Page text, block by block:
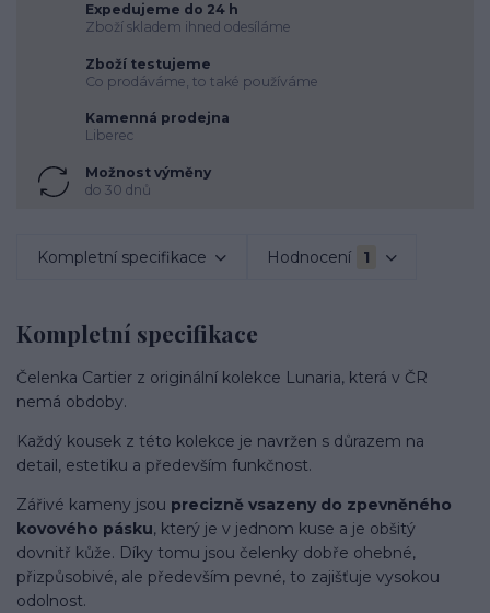
Expedujeme do 24 h
Zboží skladem ihned odesíláme
Zboží testujeme
Co prodáváme, to také používáme
Kamenná prodejna
Liberec
Možnost výměny
do 30 dnů
Kompletní specifikace Hodnocení 1
Kompletní specifikace
Čelenka Cartier z originální kolekce Lunaria, která v ČR
nemá obdoby.
Každý kousek z této kolekce je navržen s důrazem na
detail, estetiku a především funkčnost.
Zářivé kameny jsou precizně vsazeny do zpevněného
kovového pásku, který je v jednom kuse a je obšitý
dovnitř kůže. Díky tomu jsou čelenky dobře ohebné,
přizpůsobivé, ale především pevné, to zajišťuje vysokou
odolnost.